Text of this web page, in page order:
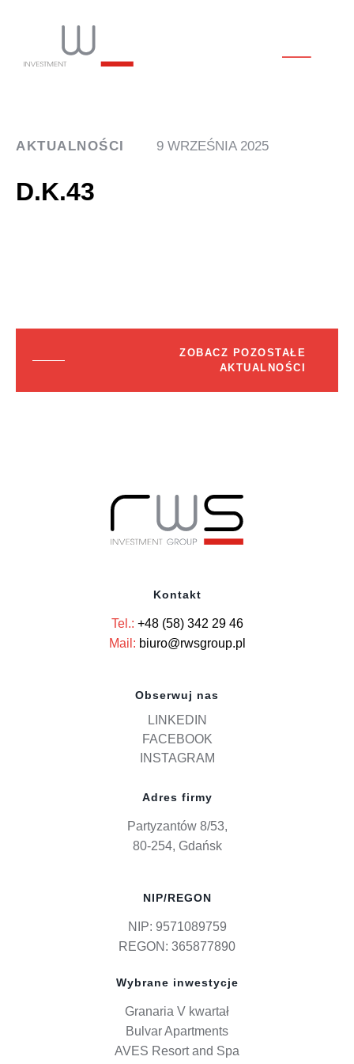
AKTUALNOŚCI 9 WRZEŚNIA 2025
D.K.43
ZOBACZ POZOSTAŁE
AKTUALNOŚCI
Kontakt
Tel.: +48 (58) 342 29 46
Mail: biuro@rwsgroup.pl
Obserwuj nas
LINKEDIN
FACEBOOK
INSTAGRAM
Adres firmy
Partyzantów 8/53,
80-254, Gdańsk
NIP/REGON
NIP: 9571089759
REGON: 365877890
Wybrane inwestycje
Granaria V kwartał
Bulvar Apartments
AVES Resort and Spa